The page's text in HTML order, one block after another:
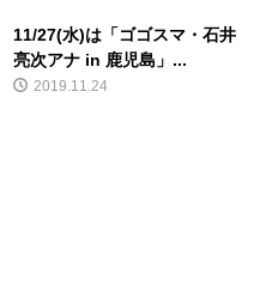
11/27(水)は「ゴゴスマ・石井
亮次アナ in 鹿児島」...
2019.11.24